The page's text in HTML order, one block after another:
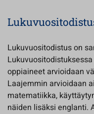
Lukuvuositodistus on
oppiaineet arvioidaan
Laajemmin arvioidaan
matematiikka,
näiden lisäksi englanti.